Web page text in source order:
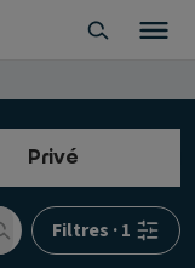
Privé
Filtres ·1